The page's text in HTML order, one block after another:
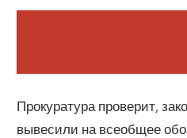
Прокуратура проверит,
вывесили на всеобщее